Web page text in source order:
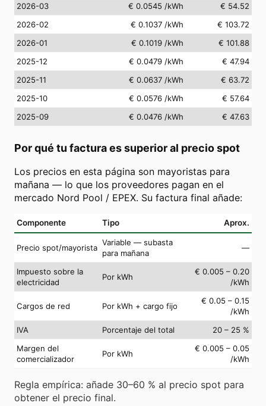
2026-03
€ 0.0545 /kWh
€ 54.52
2026-02
€ 0.1037 /kWh
€ 103.72
2026-01
€ 0.1019 /kWh
€ 101.88
2025-12
€ 0.0479 /kWh
€ 47.94
2025-11
€ 0.0637 /kWh
€ 63.72
2025-10
€ 0.0576 /kWh
€ 57.64
2025-09
€ 0.0476 /kWh € 47.63
Por qué tu factura es superior al precio spot
Los precios en esta página son mayoristas para
mañana — lo que los proveedores pagan en el
mercado Nord Pool / EPEX. Su factura final añade:
Componente Tipo Aprox.
Precio spot/mayorista
Variable — subasta
para mañana
—
Impuesto sobre la
electricidad
Por kWh
€ 0.005 – 0.20
/kWh
Cargos de red Por kWh + cargo fijo
€ 0.05 – 0.15
/kWh
IVA
Porcentaje del total
20 – 25 %
Margen del
comercializador
Por kWh
€ 0.005 – 0.05
/kWh
Regla empírica: añade 30–60 % al precio spot para
obtener el precio final.